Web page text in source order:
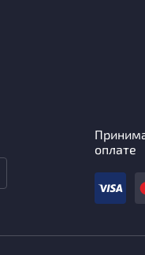
оплате